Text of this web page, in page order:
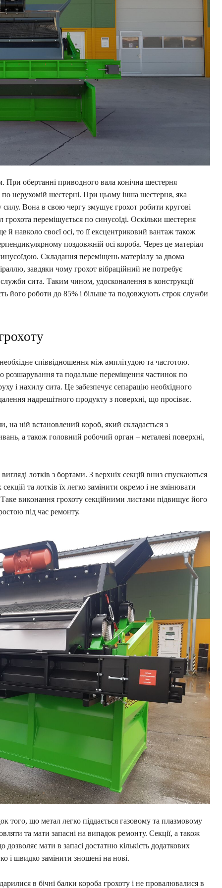
обертанні приводного вала конічна шестерня
по нерухомій шестерні. При цьому інша шестерня, яка
силу. Вона в свою чергу змушує грохот робити кругові
переміщується по синусоїді. Оскільки шестерня
й навколо своєї осі, то її ексцентриковий вантаж також
поздовжній осі короба. Через це матеріал
Складання переміщень матеріалу за двома
завдяки чому грохот вібраційний не потребує
сита. Таким чином, удосконалення в конструкції
його роботи до 85% і більше та подовжують строк служби
співвідношення між амплітудою та частотою.
розшарування та подальше переміщення частинок по
і нахилу сита. Це забезпечує сепарацію необхідного
надрешітного продукту з поверхні, що просіває.
на ній встановлений короб, який складається з
а також головний робочий орган – металеві поверхні,
лотків з бортами. З верхніх секцій вниз спускаються
та лотків їх легко замінити окремо і не змінювати
виконання грохоту секційними листами підвищує його
під час ремонту.
того, що метал легко піддається газовому та плазмовому
та мати запасні на випадок ремонту. Секції, а також
мати в запасі достатню кількість додаткових
і швидко замінити зношені на нові.
в бічні балки короба грохоту і не провалювалися в